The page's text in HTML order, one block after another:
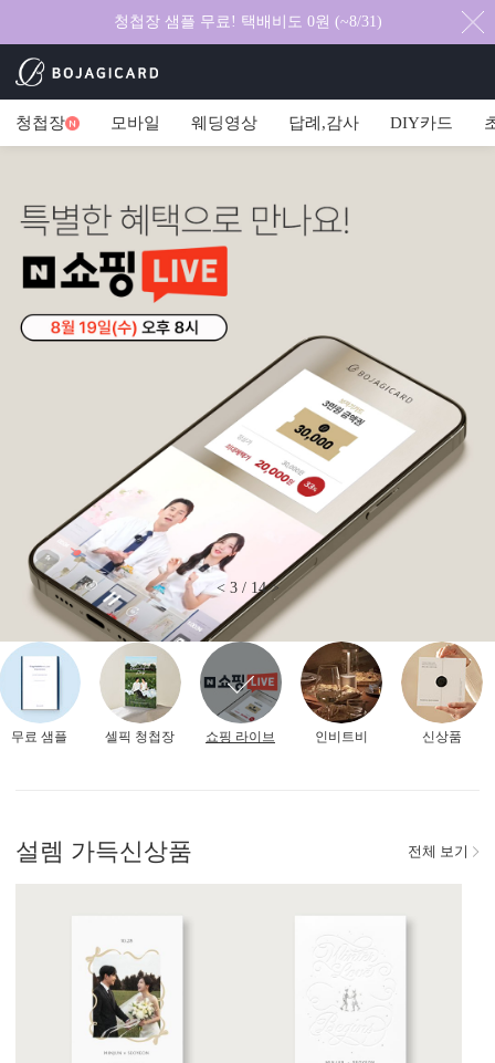
청첩장 샘플 무료! 택배비도 0원 (~8/31)
청첩장 모바일 웨딩영상 답례,감사 DIY카드
< 3/ 14 >
무료 샘플 셀픽 청첩장 쇼핑 라이브 인비트비 신상품
설렘 가득신상품 전체 보기